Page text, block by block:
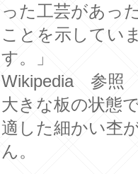
った工芸があっ
ことを示してい
Wikipedia 参照
大きな板の状態
適した細かい杢
ん。